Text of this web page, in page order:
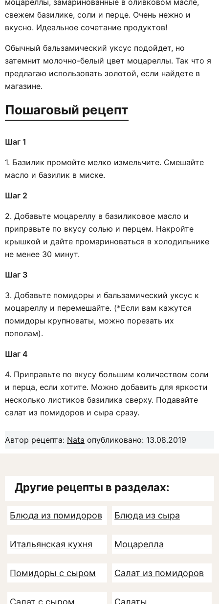
свежем базилике, соли и перце. Очень нежно и
вкусно. Идеальное сочетание продуктов!
Обычный бальзамический уксус подойдет, но
затемнит молочно-белый цвет моцареллы. Так что я
предлагаю использовать золотой, если найдете в
магазине.
Пошаговый рецепт
Шаг 1
1. Базилик промойте мелко измельчите. Смешайте
масло и базилик в миске.
Шаг 2
2. Добавьте моцареллу в базиликовое масло и
приправьте по вкусу солью и перцем. Накройте
крышкой и дайте промариноваться в холодильнике
не менее 30 минут.
Шаг 3
3. Добавьте помидоры и бальзамический уксус к
моцареллу и перемешайте. (*Если вам кажутся
помидоры крупноваты, можно порезать их
пополам).
Шаг 4
4. Приправьте по вкусу большим количеством соли
и перца, если хотите. Можно добавить для яркости
несколько листиков базилика сверху. Подавайте
салат из помидоров и сыра сразу.
Автор рецепта: Nata опубликовано: 13.08.2019
Другие рецепты в разделах:
Блюда из помидоров Блюда из сыра
Итальянская кухня Моцарелла
Помидоры с сыром Салат из помидоров
Салат с сыром Салаты